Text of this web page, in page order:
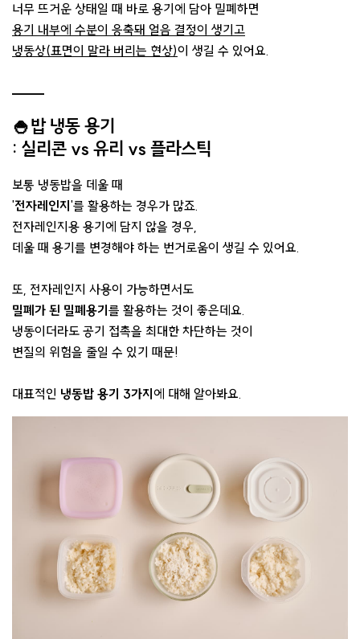
너무 뜨거운 상태일 때 바로 용기에 담아 밀폐하면
용기 내부에 수분이 응축돼 얼음 결정이 생기고
냉동상(표면이 말라 버리는 현상)이 생길 수 있어요.
🍚밥 냉동 용기
: 실리콘 vs 유리 vs 플라스틱
보통 냉동밥을 데울 때
'전자레인지 '를 활용하는 경우가 많죠.
전자레인지용 용기에 담지 않을 경우,
데울 때 용기를 변경해야 하는 번거로움이 생길 수 있어요.
또, 전자레인지 사용이 가능하면서도
밀폐가 된 밀폐용기 를 활용하는 것이 좋은데요.
냉동이더라도 공기 접촉을 최대한 차단하는 것이
변질의 위험을 줄일 수 있기 때문!
대표적인 냉동밥 용기 3가지 에 대해 알아봐요.